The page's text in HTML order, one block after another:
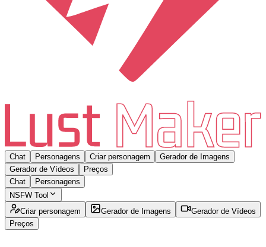
Chat Personagens Criar personagem
Gerador de Imagens
Gerador de Vídeos
Preços
Chat
Personagens
NSFW Tool
Criar personagem
Gerador de Imagens
Gerador de Vídeos
Preços